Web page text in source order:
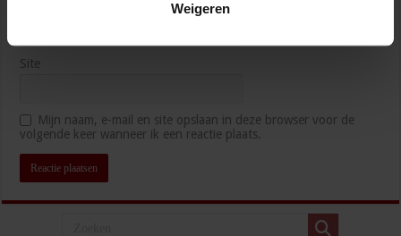
Weigeren
Site
Mijn naam, e-mail en site opslaan in deze browser voor de
volgende keer wanneer ik een reactie plaats.